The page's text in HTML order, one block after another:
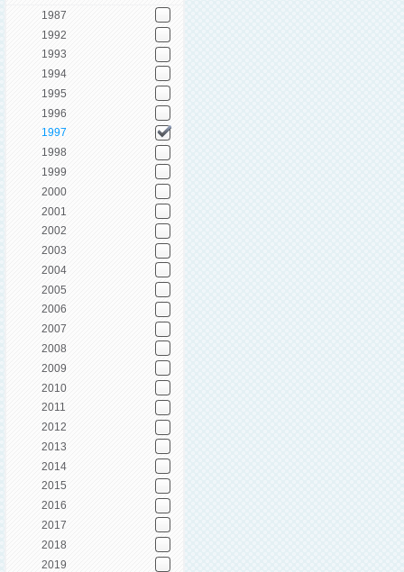
1987
1992
1993
1994
1995
1996
1997
1998
1999
2000
2001
2002
2003
2004
2005
2006
2007
2008
2009
2010
2011
2012
2013
2014
2015
2016
2017
2018
2019